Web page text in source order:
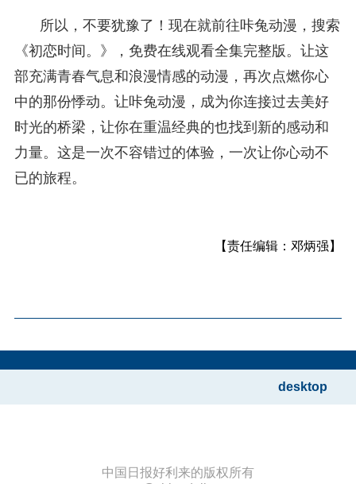
所以，不要犹豫了！现在就前往咔兔动漫，搜索
《初恋时间。》，免费在线观看全集完整版。让这
部充满青春气息和浪漫情感的动漫，再次点燃你心
中的那份悸动。让咔兔动漫，成为你连接过去美好
时光的桥梁，让你在重温经典的也找到新的感动和
力量。这是一次不容错过的体验，一次让你心动不
已的旅程。
【责任编辑：邓炳强】
desktop
中国日报好利来的版权所有